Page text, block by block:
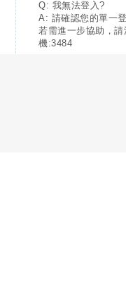
Q: 我無法登入?
A: 請確認您的單一
若需進一步協助，
機:3484